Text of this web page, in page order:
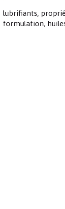
lubrifiants,
formulation,